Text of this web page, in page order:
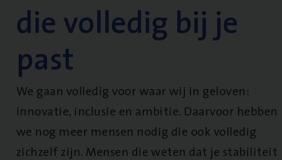
die volledig bij je
past
We gaan volledig voor waar wij in geloven:
innovatie, inclusie en ambitie. Daarvoor hebben
we nog meer mensen nodig die ook volledig
zichzelf zijn. Mensen die weten dat je stabiliteit